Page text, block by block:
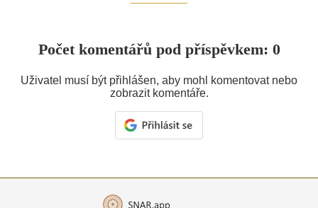
Počet komentářů pod příspěvkem: 0
Uživatel musí být přihlášen, aby mohl komentovat nebo
zobrazit komentáře.